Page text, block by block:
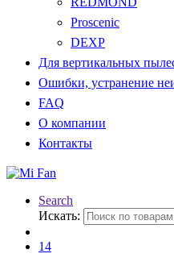
Proscenic
DEXP
Для вертикальных
Ошибки, устранение
FAQ
О компании
Контакты
Search
Искать:
14